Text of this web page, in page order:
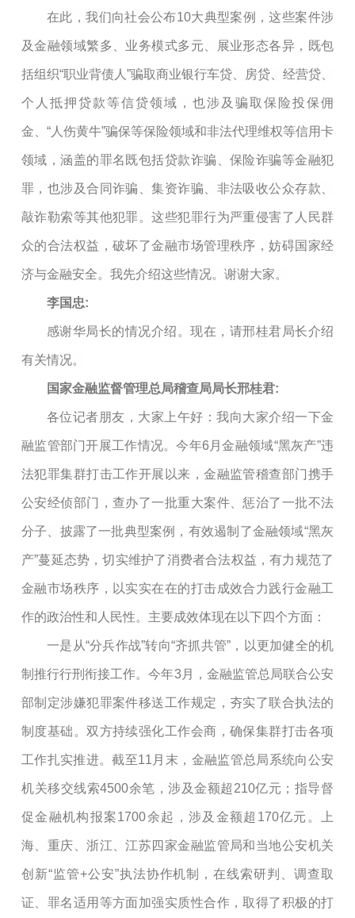
在此，我们向社会公布10大典型案例，这些案件涉
及金融领域繁多、业务模式多元、展业形态各异，既包
括组织“职业背债人”骗取商业银行车贷、房贷、经营贷、
个人抵押贷款等信贷领域，也涉及骗取保险投保佣
金、“人伤黄牛”骗保等保险领域和非法代理维权等信用卡
领域，涵盖的罪名既包括贷款诈骗、保险诈骗等金融犯
罪，也涉及合同诈骗、集资诈骗、非法吸收公众存款、
敲诈勒索等其他犯罪。这些犯罪行为严重侵害了人民群
众的合法权益，破坏了金融市场管理秩序，妨碍国家经
济与金融安全。我先介绍这些情况。谢谢大家。
李国忠:
感谢华局长的情况介绍。现在，请邢桂君局长介绍
有关情况。
国家金融监督管理总局稽查局局长邢桂君:
各位记者朋友，大家上午好：我向大家介绍一下金
融监管部门开展工作情况。今年6月金融领域“黑灰产”违
法犯罪集群打击工作开展以来，金融监管稽查部门携手
公安经侦部门，查办了一批重大案件、惩治了一批不法
分子、披露了一批典型案例，有效遏制了金融领域“黑灰
产”蔓延态势，切实维护了消费者合法权益，有力规范了
金融市场秩序，以实实在在的打击成效合力践行金融工
作的政治性和人民性。主要成效体现在以下四个方面：
一是从“分兵作战”转向“齐抓共管”，以更加健全的机
制推行行刑衔接工作。今年3月，金融监管总局联合公安
部制定涉嫌犯罪案件移送工作规定，夯实了联合执法的
制度基础。双方持续强化工作会商，确保集群打击各项
工作扎实推进。截至11月末，金融监管总局系统向公安
机关移交线索4500余笔，涉及金额超210亿元；指导督
促金融机构报案1700余起，涉及金额超170亿元。上
海、重庆、浙江、江苏四家金融监管局和当地公安机关
创新“监管+公安”执法协作机制，在线索研判、调查取
证、罪名适用等方面加强实质性合作，取得了积极的打